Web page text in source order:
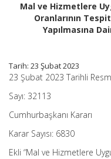
için
Mal ve Hizmetlere
Oranlarının
Yapılmasına
Tarih: 23 Şubat 2023
23 Şubat 2023 Tarihli
Sayı: 32113
Cumhurbaşkanı Kararı
Karar Sayısı: 6830
Ekli “Mal ve Hizmetlere